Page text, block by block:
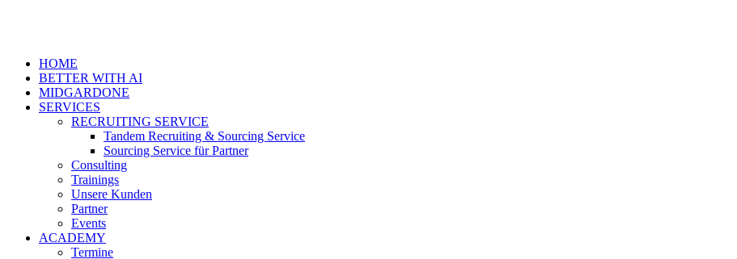
HOME
BETTER WITH AI
MIDGARDONE
SERVICES
RECRUITING SERVICE
Tandem Recruiting & Sourcing Service
Sourcing Service für Partner
Consulting
Trainings
Unsere Kunden
Partner
Events
ACADEMY
Termine